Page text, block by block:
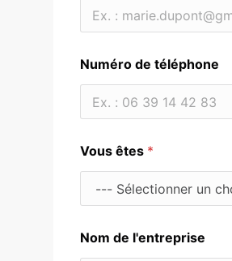
Numéro de téléphone
Vous êtes *
Nom de l'entreprise